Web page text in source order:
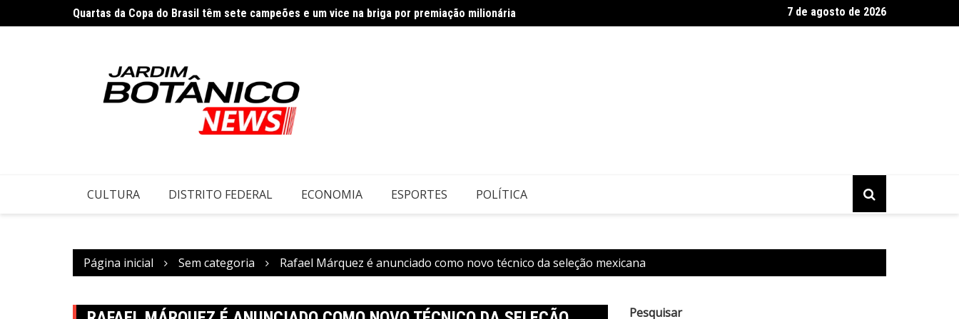
para
Quartas da Copa do Brasil têm sete campeões e um vice na briga por premiação milionária
Cirurgias plásticas de mama no SUS crescem mais de 50% em dez anos
Celina vê avanço em negociação para socorro ao BRB
7 de agosto de 2026
CULTURA DISTRITO FEDERAL ECONOMIA ESPORTES POLÍTICA
Página inicial Sem categoria Rafael Márquez é anunciado como novo técnico da seleção mexicana
Pesquisar